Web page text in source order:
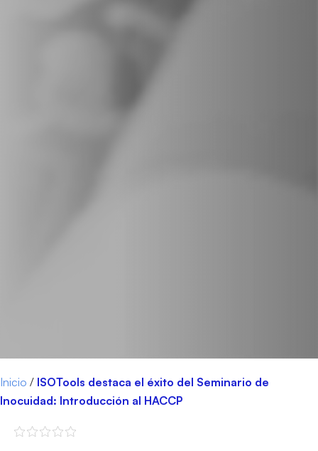
Inicio / ISOTools destaca el éxito del Seminario de
Inocuidad: Introducción al HACCP